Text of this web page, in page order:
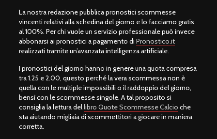
La nostra redazione pubblica pronostici scommesse
vincenti relativi alla schedina del giorno e lo facciamo gratis
al 100%. Per chi vuole un servizio professionale può invece
abbonarsi ai pronostici a pagamento di Pronostico.it
realizzati tramite un’avanzata intelligenza artificiale.
I pronostici del giorno hanno in genere una quota compresa
tra 1.25 e 2.00, questo perché la vera scommessa non è
quella con le multiple impossibili o il raddoppio del giorno,
bensì con le scommesse singole. A tal proposito si
consiglia la lettura dellibro Quote Scommesse Calcio che
sta aiutando migliaia di scommettitori a giocare in maniera
corretta.